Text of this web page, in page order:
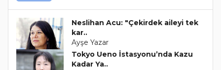
Neslihan Acu: "Çekirdek aileyi tek
kar..
Ayşe Yazar
Tokyo Ueno İstasyonu’nda Kazu
Kadar Ya..